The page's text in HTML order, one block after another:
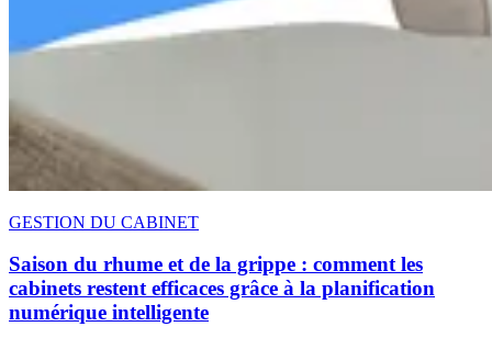
GESTION DU CABINET
Saison du rhume et de la grippe : comment les
cabinets restent efficaces grâce à la planification
numérique intelligente